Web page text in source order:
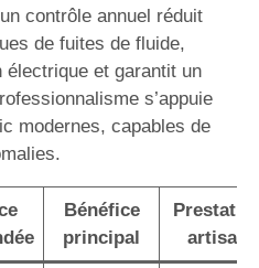
contrôle annuel réduit
de fuites de fluide,
et garantit un
s’appuie
modernes, capables de
Bénéfice
principal
artisan